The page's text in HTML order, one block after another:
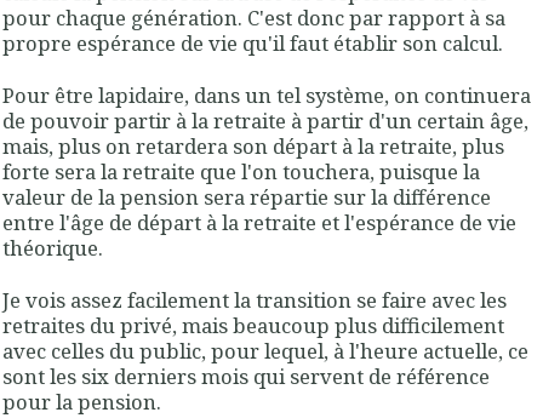
pour chaque génération. C'est donc par rapport à sa
propre espérance de vie qu'il faut établir son calcul.
Pour être lapidaire, dans un tel système, on continuera
de pouvoir partir à la retraite à partir d'un certain âge,
mais, plus on retardera son départ à la retraite, plus
forte sera la retraite que l'on touchera, puisque la
valeur de la pension sera répartie sur la différence
entre l'âge de départ à la retraite et l'espérance de vie
théorique.
Je vois assez facilement la transition se faire avec les
retraites du privé, mais beaucoup plus difficilement
avec celles du public, pour lequel, à l'heure actuelle, ce
sont les six derniers mois qui servent de référence
pour la pension.